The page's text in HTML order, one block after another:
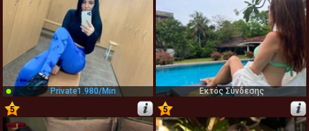
Private1.980/min
Εκτός Σύνδεσης
5
61
5
62